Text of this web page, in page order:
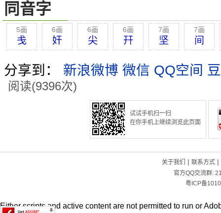
同音字
5画
戋
6画
奸
6画
尖
6画
幵
7画
坚
7画
间
分享到： 新浪微博 微信 QQ空间
阅读(9396次)
试试手机扫一扫
在你手机上继续浏览此页面
关于我们 | 联系方式|
官方QQ交流群:
粤ICP备
Either scripts and active content are not permitted to run or